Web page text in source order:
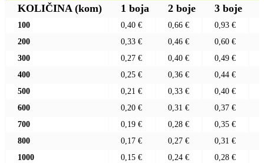
KOLIČINA (kom) 1 boja 2 boje 3 boje
100 0,40 € 0,66 € 0,93 €
200
0,33 € 0,46 € 0,60 €
300
0,27 € 0,40 € 0,49 €
400
0,25 € 0,36 € 0,44 €
500
0,21 € 0,33 € 0,40 €
600
0,20 € 0,31 € 0,37 €
700
0,19 € 0,28 € 0,35 €
800
0,17 € 0,27 € 0,31 €
1000
0,15 € 0,24 € 0,28 €